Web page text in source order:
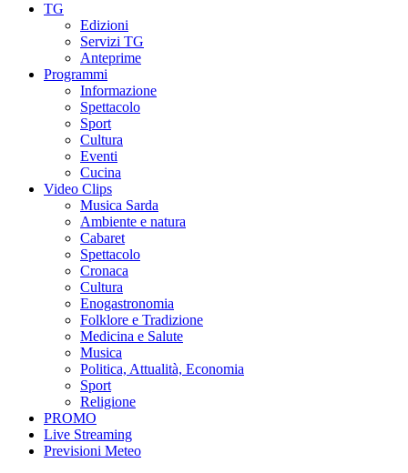
TG
Edizioni
Servizi TG
Anteprime
Programmi
Informazione
Spettacolo
Sport
Cultura
Eventi
Cucina
Video Clips
Musica Sarda
Ambiente e natura
Cabaret
Spettacolo
Cronaca
Cultura
Enogastronomia
Folklore e Tradizione
Medicina e Salute
Musica
Politica, Attualità, Economia
Sport
Religione
PROMO
Live Streaming
Previsioni Meteo